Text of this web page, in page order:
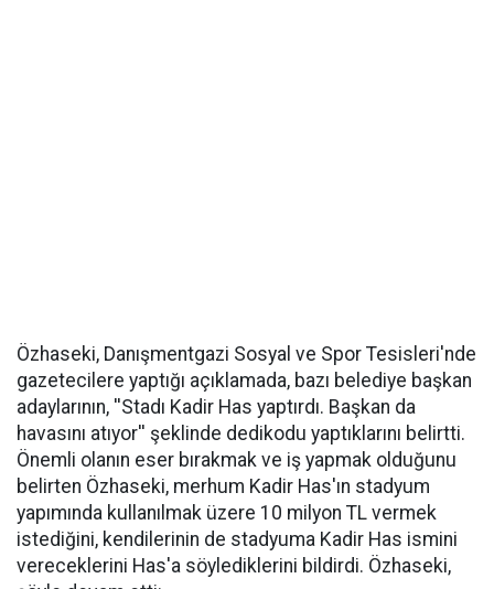
Özhaseki, Danışmentgazi Sosyal ve Spor Tesisleri'nde
gazetecilere yaptığı açıklamada, bazı belediye başkan
adaylarının, ''Stadı Kadir Has yaptırdı. Başkan da
havasını atıyor'' şeklinde dedikodu yaptıklarını belirtti.
Önemli olanın eser bırakmak ve iş yapmak olduğunu
belirten Özhaseki, merhum Kadir Has'ın stadyum
yapımında kullanılmak üzere 10 milyon TL vermek
istediğini, kendilerinin de stadyuma Kadir Has ismini
vereceklerini Has'a söylediklerini bildirdi. Özhaseki,